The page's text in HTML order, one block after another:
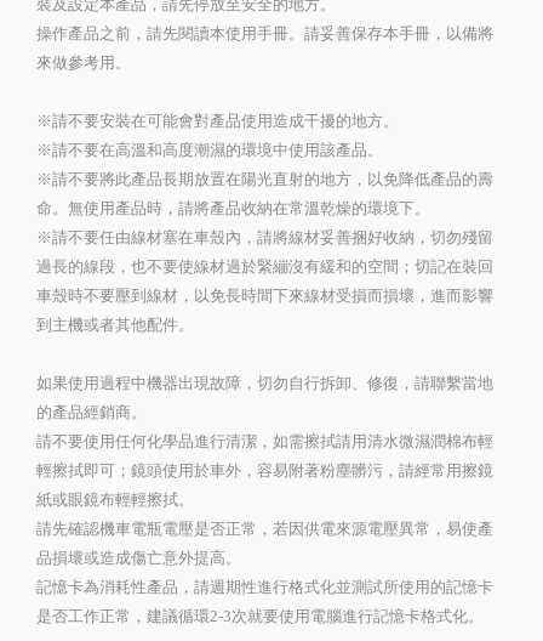
裝及設定本產品，請先停放至安全的地方。
操作產品之前，請先閱讀本使用手冊。請妥善保存本手冊，以備將
來做參考用。
※請不要安裝在可能會對產品使用造成干擾的地方。
※請不要在高溫和高度潮濕的環境中使用該產品。
※請不要將此產品長期放置在陽光直射的地方，以免降低產品的壽
命。無使用產品時，請將產品收納在常溫乾燥的環境下。
※請不要任由線材塞在車殼內，請將線材妥善捆好收納，切勿殘留
過長的線段，也不要使線材過於緊繃沒有緩和的空間；切記在裝回
車殼時不要壓到線材，以免長時間下來線材受損而損壞，進而影響
到主機或者其他配件。
如果使用過程中機器出現故障，切勿自行拆卸、修復，請聯繫當地
的產品經銷商。
請不要使用任何化學品進行清潔，如需擦拭請用清水微濕潤棉布輕
輕擦拭即可；鏡頭使用於車外，容易附著粉塵髒污，請經常用擦鏡
紙或眼鏡布輕輕擦拭。
請先確認機車電瓶電壓是否正常，若因供電來源電壓異常，易使產
品損壞或造成傷亡意外提高。
記憶卡為消耗性產品，請週期性進行格式化並測試所使用的記憶卡
是否工作正常，建議循環2-3次就要使用電腦進行記憶卡格式化。